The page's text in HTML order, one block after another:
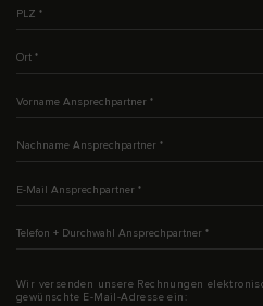
Wir versenden unsere Rechnungen
gewünschte E-Mail-Adresse ein: